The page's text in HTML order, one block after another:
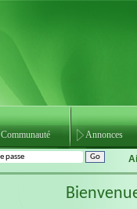
Communauté Annonces